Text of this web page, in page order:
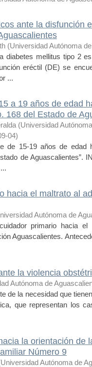
ante la disfunción
(Universidad Autónoma
diabetes mellitus tipo 2
eréctil (DE) se
...
a 19 años de edad
168 del Estado de
(Universidad
04)
de 15-19 años de
de Aguascalientes”.
hacia el maltrato al
Autónoma de
primario hacia
Aguascalientes.
la violencia
Autónoma de
de la necesidad que
que representan los
la orientación de
Número 9
Universidad Autónoma de